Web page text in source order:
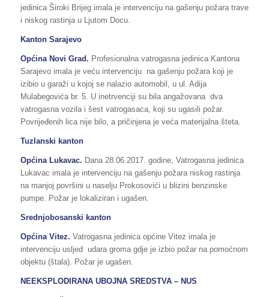
jedinica Široki Brijeg imala je intervenciju na gašenju požara trave
i niskog rastinja u Ljutom Docu.
Kanton Sarajevo
Općina Novi Grad. Profesionalna vatrogasna jedinica Kantona
Sarajevo imala je veću intervenciju na gašenju požara koji je
izibio u garaži u kojoj se nalazio automobil, u ul. Adija
Mulabegovića br. 5. U inetrvenciji su bila angažovana dva
vatrogasna vozila i šest vatrogasaca, koji su ugasili požar.
Povrijeđenih lica nije bilo, a pričinjena je veća materijalna šteta.
Tuzlanski kanton
Općina Lukavac. Dana 28.06.2017. godine, Vatrogasna jedinica
Lukavac imala je intervenciju na gašenju požara niskog rastinja
na manjoj površini u naselju Prokosovići u blizini benzinske
pumpe. Požar je lokaliziran i ugašen.
Srednjobosanski kanton
Općina Vitez. Vatrogasna jedinica općine Vitez imala je
intervenciju usljed udara groma gdje je izbio požar na pomoćnom
objektu (štala). Požar je ugašen.
NEEKSPLODIRANA UBOJNA SREDSTVA – NUS